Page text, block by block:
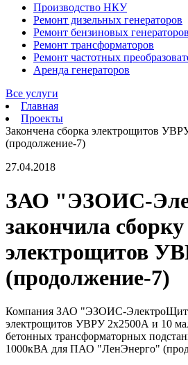
Производство НКУ
Ремонт дизельных генераторов
Ремонт бензиновых генераторов
Ремонт трансформаторов
Ремонт частотных
Аренда генераторов
Все услуги
Главная
Проекты
Закончена сборка электрощитов
(продолжение-7)
27.04.2018
ЗАО "ЭЗОИС-
закончила
электрощитов
(продолжение-7)
Компания ЗАО "ЭЗОИС-ЭлектроЩит"
электрощитов УВРУ 2х2500А и 10
бетонных трансформаторных
1000кВА для ПАО "ЛенЭнерго"